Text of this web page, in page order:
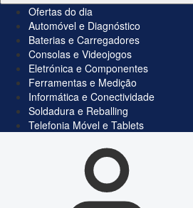
Ofertas do dia
Automóvel e Diagnóstico
Baterias e Carregadores
Consolas e Videojogos
Eletrónica e Componentes
Ferramentas e Medição
Informática e Conectividade
Soldadura e Reballing
Telefonia Móvel e Tablets